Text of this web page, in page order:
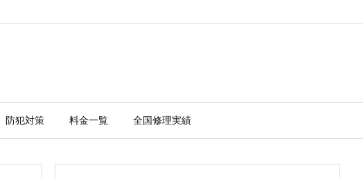
防犯対策 料金一覧 全国修理実績